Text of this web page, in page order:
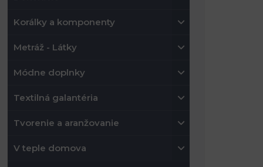
Korálky a komponenty
Metráž - Látky
Módne doplnky
Textilná galantéria
Tvorenie a aranžovanie
V teple domova